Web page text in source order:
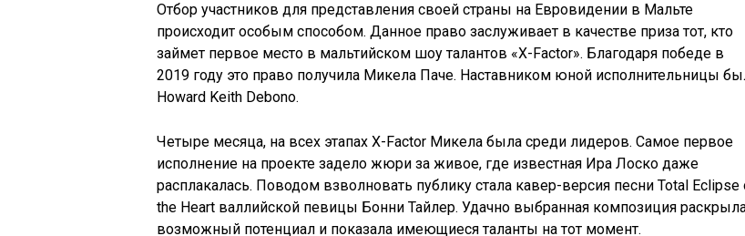
Отбор участников для представления своей страны на Евровидении в Мальте
происходит особым способом. Данное право заслуживает в качестве приза тот, кто
займет первое место в мальтийском шоу талантов «X-Factor». Благодаря победе в
2019 году это право получила Микела Паче. Наставником юной исполнительницы
Howard Keith Debono.
Четыре месяца, на всех этапах X-Factor Микела была среди лидеров. Самое первое
исполнение на проекте задело жюри за живое, где известная Ира Лоско даже
расплакалась. Поводом взволновать публику стала кавер-версия песни Total Eclipse
the Heart валлийской певицы Бонни Тайлер. Удачно выбранная композиция
возможный потенциал и показала имеющиеся таланты на тот момент.